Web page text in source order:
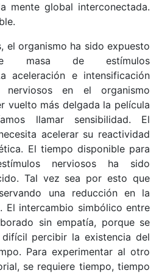
mente global interconectada.
el organismo ha sido expuesto
masa de estímulos
aceleración e intensificación
nerviosos en el organismo
vuelto más delgada la película
llamar sensibilidad. El
acelerar su reactividad
El tiempo disponible para
nerviosos ha sido
Tal vez sea por esto que
una reducción en la
El intercambio simbólico entre
sin empatía, porque se
percibir la existencia del
Para experimentar al otro
se requiere tiempo, tiempo